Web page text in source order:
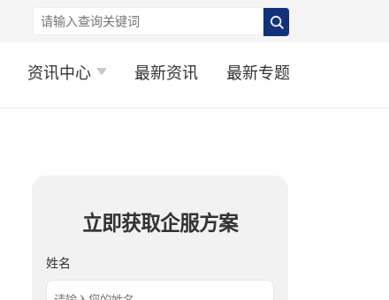
资讯中心 最新资讯 最新专题
立即获取企服方案
姓名